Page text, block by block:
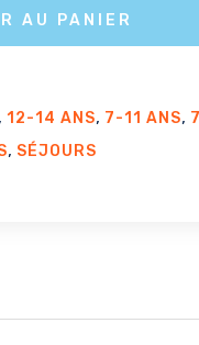
AU PANIER
, 12-14 ANS, 7-11 ANS,
, SÉJOURS